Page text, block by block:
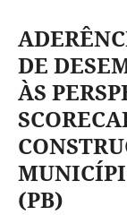
DE
ÀS
(PB)